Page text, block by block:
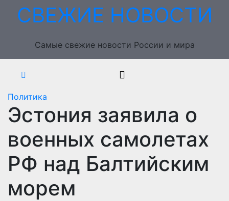
ПерейтиСВЕЖИЕ НОВОСТИ
Самые свежие новости России и мира
Политика
Эстония заявила о
военных самолетах
РФ над Балтийским
морем